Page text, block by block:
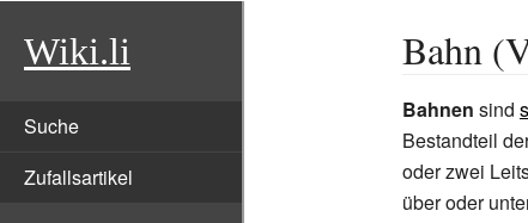
Wiki.li
Suche
Zufallsartikel
Bahn
Bahnen sind
Bestandteil
oder zwei
über oder